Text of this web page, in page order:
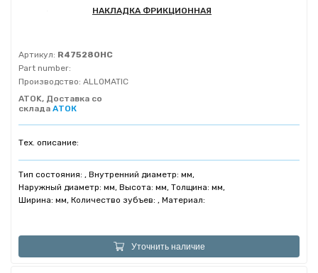
НАКЛАДКА ФРИКЦИОННАЯ
Артикул: R475280HC
Part number:
Производство: ALLOMATIC
ATOK, Доставка со
склада АТОК
Тех. описание:
Тип состояния: , Внутренний диаметр: мм,
Наружный диаметр: мм, Высота: мм, Толщина: мм,
Ширина: мм, Количество зубъев: , Материал:
Уточнить наличие